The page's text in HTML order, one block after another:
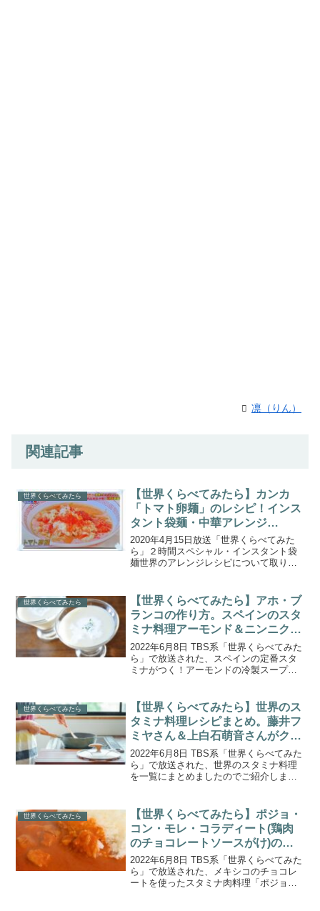
凛（りん）
関連記事
世界くらべてみたら
【世界くらべてみたら】カンカ
「トマト卵麺」のレシピ！インス
タント袋麺・中華アレンジ
(2020.4.15)
2020年4月15日放送「世界くらべてみた
ら」２時間スペシャル・インスタント袋
麺世界のアレンジレシピについて取り上
イタリアン・中華の世界のアレンジレシ
ピ」が紹介されまし...
世界くらべてみたら
【世界くらべてみたら】アホ・ブ
ランコの作り方。スペインのスタ
ミナ料理アーモンド＆ニンニクを
使った冷製スープ
2022年6月8日 TBS系「世界くらべてみた
ら」で放送された、スペインの定番スタ
ミナがつく！アーモンドの冷製スープ
料理をくらべてみたら？』で、藤井フミ
ヤさん＆上白...
世界くらべてみたら
【世界くらべてみたら】世界のス
タミナ料理レシピまとめ。藤井フ
ミヤさん＆上白石萌音さんがクッ
キング！
2022年6月8日 TBS系「世界くらべてみた
ら」で放送された、世界のスタミナ料理
を一覧にまとめましたのでご紹介しま
音さんが世界のスタミナ料理をクッキン
グ！「メキシコ」...
世界くらべてみたら
【世界くらべてみたら】ポジョ・
コン・モレ・コラディート(鶏肉
のチョコレートソースがけ)の作
り方。メキシコのスタミナ料理
2022年6月8日 TBS系「世界くらべてみた
ら」で放送された、メキシコのチョコレ
ートを使ったスタミナ肉料理「ポジョ・